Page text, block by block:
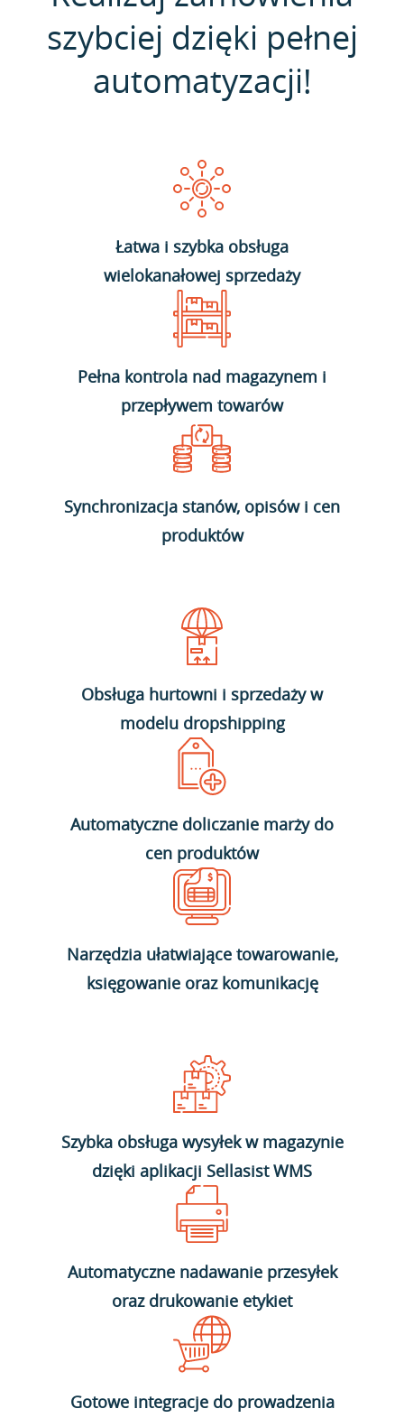
szybciej dzięki pełnej
automatyzacji!
Łatwa i szybka obsługa
wielokanałowej sprzedaży
Pełna kontrola nad magazynem i
przepływem towarów
Synchronizacja stanów, opisów i cen
produktów
Obsługa hurtowni i sprzedaży w
modelu dropshipping
Automatyczne doliczanie marży do
cen produktów
Narzędzia ułatwiające towarowanie,
księgowanie oraz komunikację
Szybka obsługa wysyłek w magazynie
dzięki aplikacji Sellasist WMS
Automatyczne nadawanie przesyłek
oraz drukowanie etykiet
Gotowe integracje do prowadzenia